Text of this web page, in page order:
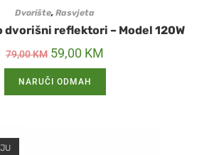
Dvorište, Rasvjeta
dvorišni reflektori – Model 120W
79,00KM 59,00 KM
NARUČI ODMAH